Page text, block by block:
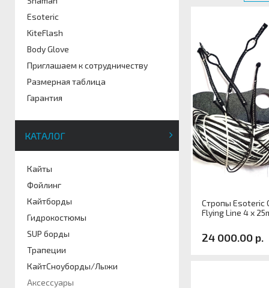
Esoteric
KiteFlash
Body Glove
Приглашаем к сотрудничеству
Размерная таблица
Гарантия
КАТАЛОГ
Кайты
Фойлинг
Кайтборды
Гидрокостюмы
SUP борды
Трапеции
КайтСноуборды/Лыжи
Аксессуары
Стропы Esoteric
Flying Line 4 x
24 000.00 р.